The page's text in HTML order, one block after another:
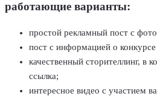
работающие варианты:
простой рекламный пост с
пост с информацией о
качественный сторителлинг, в
ссылка;
интересное видео с участием